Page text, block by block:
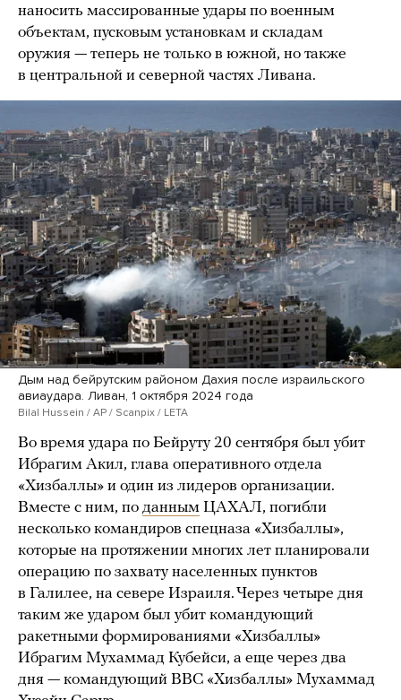
наносить массированные удары по военным
объектам, пусковым установкам и складам
оружия — теперь не только в южной, но также
в центральной и северной частях Ливана.
Дым над бейрутским районом Дахия после израильского
авиаудара. Ливан, 1 октября 2024 года
Bilal Hussein / AP / Scanpix / LETA
Во время удара по Бейруту 20 сентября был убит
Ибрагим Акил, глава оперативного отдела
«Хизбаллы» и один из лидеров организации.
Вместе с ним, по данным ЦАХАЛ, погибли
несколько командиров спецназа «Хизбаллы»,
которые на протяжении многих лет планировали
операцию по захвату населенных пунктов
в Галилее, на севере Израиля. Через четыре дня
таким же ударом был убит командующий
ракетными формированиями «Хизбаллы»
Ибрагим Мухаммад Кубейси, а еще через два
дня — командующий ВВС «Хизбаллы» Мухаммад